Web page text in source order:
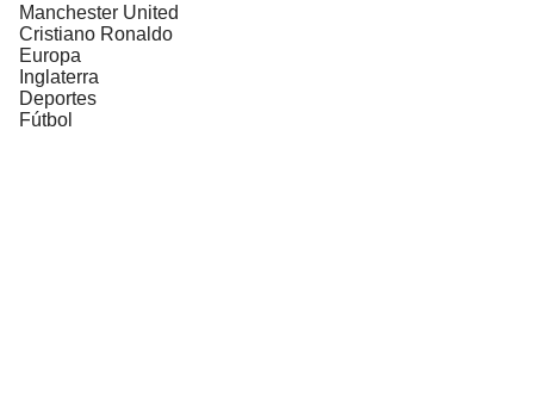
Manchester United
Cristiano Ronaldo
Europa
Inglaterra
Deportes
Fútbol